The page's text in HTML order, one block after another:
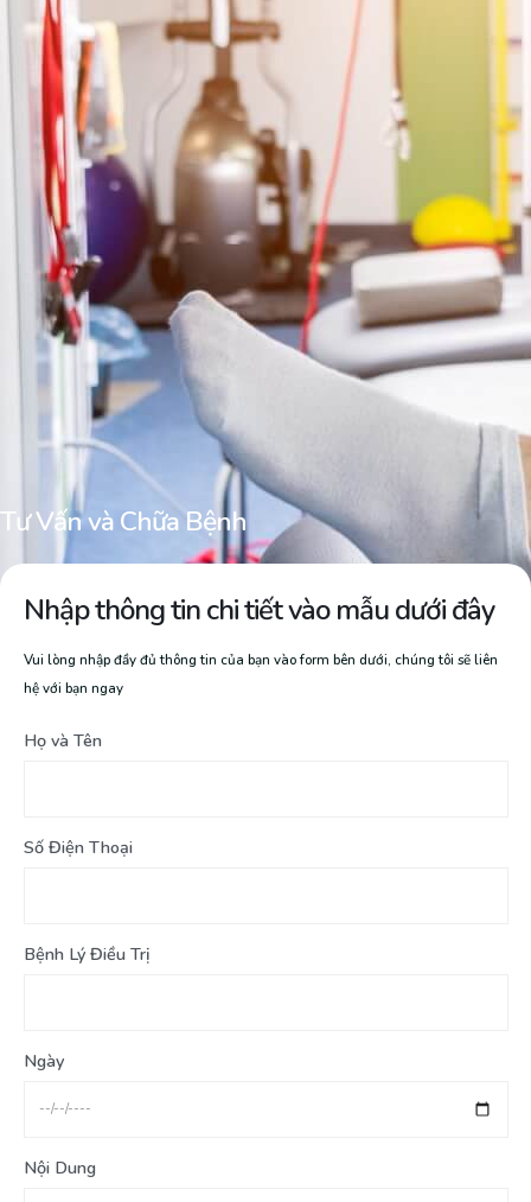
Tư Vấn và Chữa Bệnh
Nhập thông tin chi tiết vào mẫu dưới đây
Vui lòng nhập đầy đủ thông tin của bạn vào form bên dưới, chúng tôi sẽ liên
hệ với bạn ngay
Họ và Tên
Số Điện Thoại
Bệnh Lý Điều Trị
Ngày
Nội Dung